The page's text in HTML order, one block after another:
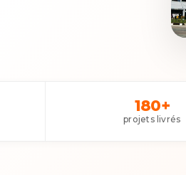
180+
projets livrés